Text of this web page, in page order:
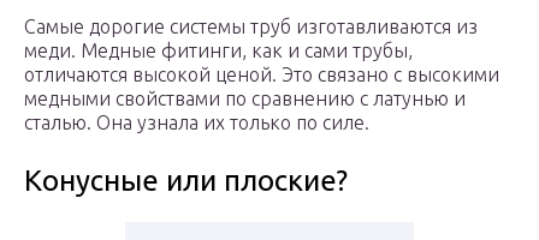
Самые дорогие системы труб изготавливаются из
меди. Медные фитинги, как и сами трубы,
отличаются высокой ценой. Это связано с высокими
медными свойствами по сравнению с латунью и
сталью. Она узнала их только по силе.
Конусные или плоские?